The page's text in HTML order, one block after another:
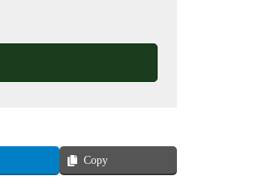
Copy